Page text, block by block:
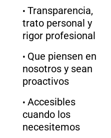
Transparencia,
trato personal y
rigor profesional​
Que piensen en
nosotros y sean
proactivos​
Accesibles
cuando los
necesitemos​